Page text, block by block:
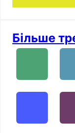
Більше